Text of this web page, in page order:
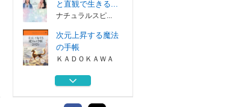
と直観で生きる...
ナチュラルスピ...
次元上昇する魔法
の手帳
ＫＡＤＯＫＡＷＡ
毎日いいことが起
ＰＨＰエディタ...